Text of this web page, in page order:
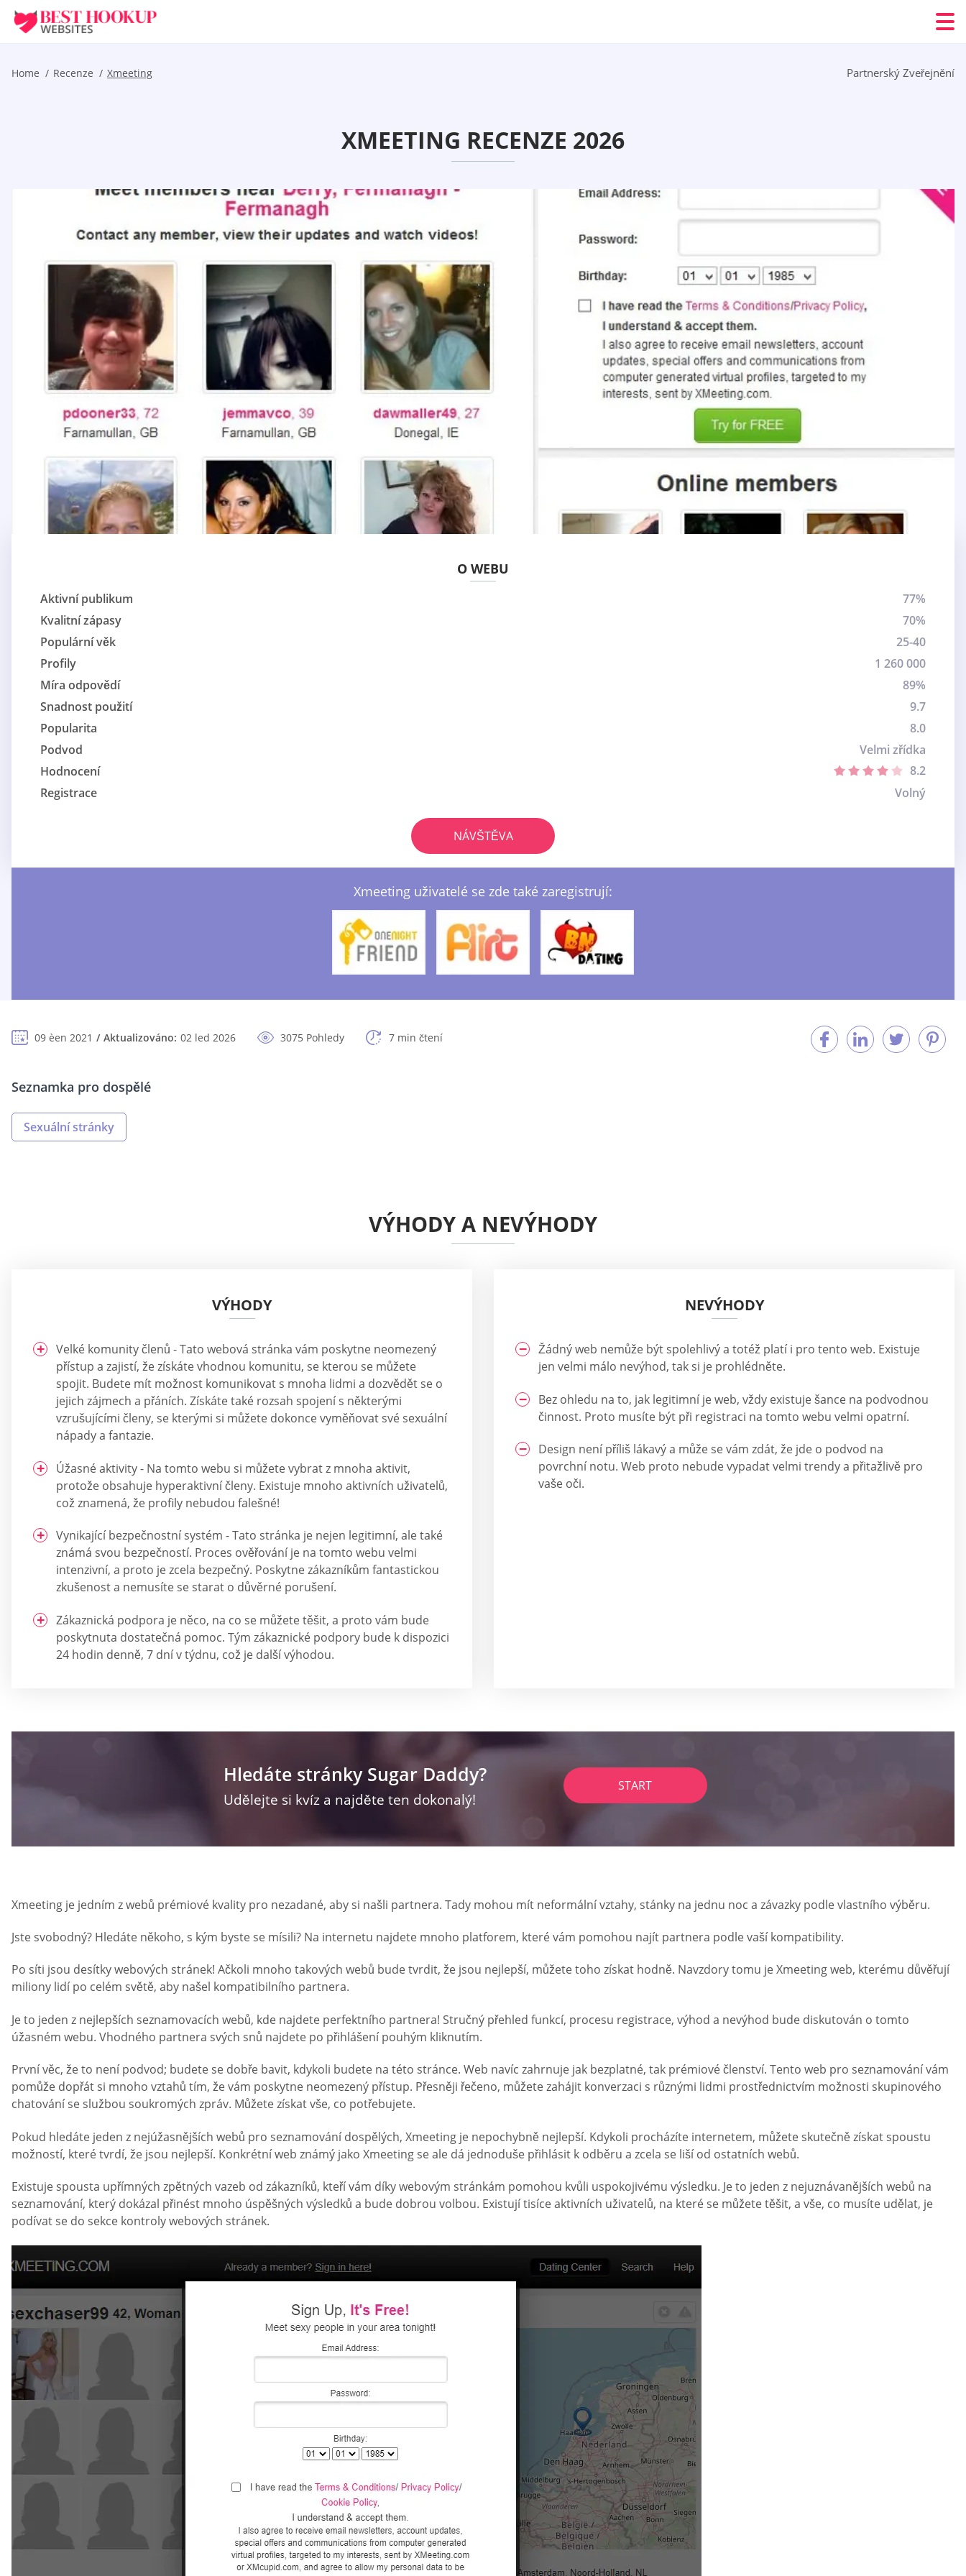
Home Recenze Xmeeting Partnerský Zveřejnění
XMEETING RECENZE 2026
O WEBU
Aktivní publikum
77%
Kvalitní zápasy
70%
Populární věk
25-40
Profily
1 260 000
Míra odpovědí
89%
Snadnost použití
9.7
Popularita
8.0
Podvod
Velmi zřídka
Hodnocení
8.2
Registrace
Volný
NÁVŠTĚVA
Xmeeting uživatelé se zde také zaregistrují:
09 èen 2021 Aktualizováno: 02 led 2026 3075 Pohledy 7 min čtení
Seznamka pro dospělé
Sexuální stránky
VÝHODY A NEVÝHODY
VÝHODY
Velké komunity členů - Tato webová stránka vám poskytne neomezený
přístup a zajistí, že získáte vhodnou komunitu, se kterou se můžete
spojit. Budete mít možnost komunikovat s mnoha lidmi a dozvědět se o
jejich zájmech a přáních. Získáte také rozsah spojení s některými
vzrušujícími členy, se kterými si můžete dokonce vyměňovat své sexuální
nápady a fantazie.
Úžasné aktivity - Na tomto webu si můžete vybrat z mnoha aktivit,
protože obsahuje hyperaktivní členy. Existuje mnoho aktivních uživatelů,
což znamená, že profily nebudou falešné!
Vynikající bezpečnostní systém - Tato stránka je nejen legitimní, ale také
známá svou bezpečností. Proces ověřování je na tomto webu velmi
intenzivní, a proto je zcela bezpečný. Poskytne zákazníkům fantastickou
zkušenost a nemusíte se starat o důvěrné porušení.
Zákaznická podpora je něco, na co se můžete těšit, a proto vám bude
poskytnuta dostatečná pomoc. Tým zákaznické podpory bude k dispozici
24 hodin denně, 7 dní v týdnu, což je další výhodou.
NEVÝHODY
Žádný web nemůže být spolehlivý a totéž platí i pro tento web. Existuje
jen velmi málo nevýhod, tak si je prohlédněte.
Bez ohledu na to, jak legitimní je web, vždy existuje šance na podvodnou
činnost. Proto musíte být při registraci na tomto webu velmi opatrní.
Design není příliš lákavý a může se vám zdát, že jde o podvod na
povrchní notu. Web proto nebude vypadat velmi trendy a přitažlivě pro
vaše oči.
Hledáte stránky Sugar Daddy?
Udělejte si kvíz a najděte ten dokonalý!
START
Xmeeting je jedním z webů prémiové kvality pro nezadané, aby si našli partnera. Tady mohou mít neformální vztahy, stánky na jednu noc a závazky podle vlastního výběru.
Jste svobodný? Hledáte někoho, s kým byste se mísili? Na internetu najdete mnoho platforem, které vám pomohou najít partnera podle vaší kompatibility.
Po síti jsou desítky webových stránek! Ačkoli mnoho takových webů bude tvrdit, že jsou nejlepší, můžete toho získat hodně. Navzdory tomu je Xmeeting web, kterému důvěřují
miliony lidí po celém světě, aby našel kompatibilního partnera.
Je to jeden z nejlepších seznamovacích webů, kde najdete perfektního partnera! Stručný přehled funkcí, procesu registrace, výhod a nevýhod bude diskutován o tomto
úžasném webu. Vhodného partnera svých snů najdete po přihlášení pouhým kliknutím.
První věc, že to není podvod; budete se dobře bavit, kdykoli budete na této stránce. Web navíc zahrnuje jak bezplatné, tak prémiové členství. Tento web pro seznamování vám
pomůže dopřát si mnoho vztahů tím, že vám poskytne neomezený přístup. Přesněji řečeno, můžete zahájit konverzaci s různými lidmi prostřednictvím možnosti skupinového
chatování se službou soukromých zpráv. Můžete získat vše, co potřebujete.
Pokud hledáte jeden z nejúžasnějších webů pro seznamování dospělých, Xmeeting je nepochybně nejlepší. Kdykoli procházíte internetem, můžete skutečně získat spoustu
možností, které tvrdí, že jsou nejlepší. Konkrétní web známý jako Xmeeting se ale dá jednoduše přihlásit k odběru a zcela se liší od ostatních webů.
Existuje spousta upřímných zpětných vazeb od zákazníků, kteří vám díky webovým stránkám pomohou kvůli uspokojivému výsledku. Je to jeden z nejuznávanějších webů na
seznamování, který dokázal přinést mnoho úspěšných výsledků a bude dobrou volbou. Existují tisíce aktivních uživatelů, na které se můžete těšit, a vše, co musíte udělat, je
podívat se do sekce kontroly webových stránek.